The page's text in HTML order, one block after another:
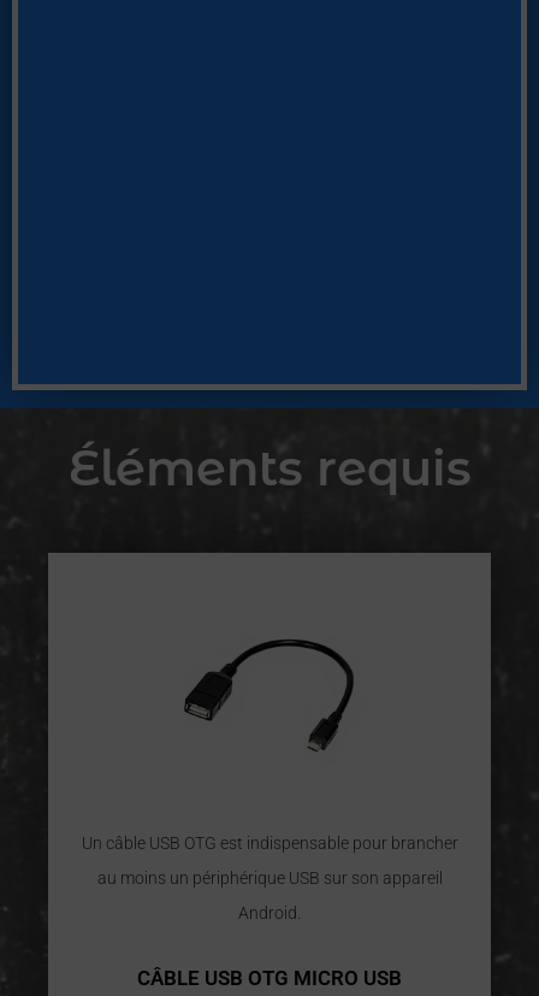
Éléments requis
Un câble USB OTG est indispensable pour brancher
au moins un périphérique USB sur son appareil
Android.
CÂBLE USB OTG MICRO USB